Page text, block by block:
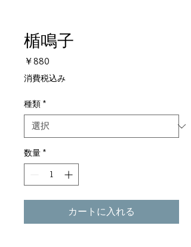
楯鳴子
￥880
格
消費税込み
種類 *
数量 *
カートに入れる